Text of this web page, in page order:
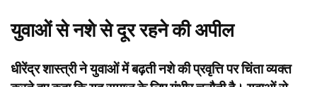
युवाओं से नशे से दूर रहने की अपील
धीरेंद्र शास्त्री ने युवाओं में बढ़ती नशे की प्रवृत्ति पर चिंता व्यक्त